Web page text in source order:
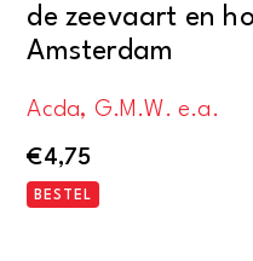
de zeevaart en
Amsterdam
Acda, G.M.W. e.a.
€4,75
BESTEL